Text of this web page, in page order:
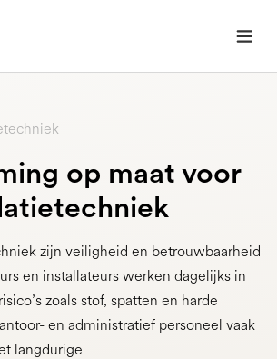
op maat voor
zijn veiligheid en betrouwbaarheid
en installateurs werken dagelijks in
zoals stof, spatten en harde
en administratief personeel vaak
langdurige